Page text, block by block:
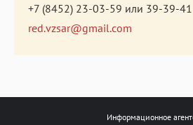
+7 (8452) 23-03-59 или 39-39-41
red.vzsar@gmail.com
Информационное